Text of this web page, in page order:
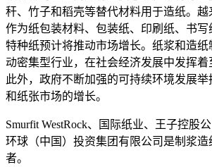
秆、竹子和稻壳等替代材料用于造纸。
作为纸包装材料、包装纸、印刷纸、书写
特种纸预计将推动市场增长。纸浆和造纸
动密集型行业，在社会经济发展中发挥着
此外，政府不断加强的可持续环境发展
和纸张市场的增长。
Smurfit WestRock、国际纸业、王子控股
环球（中国）投资集团有限公司是制浆造
者。